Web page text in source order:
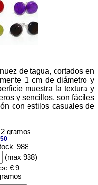
de tagua, cortados en
1 cm de diámetro y
muestra la textura y
y sencillos, son fáciles
con estilos casuales de
gramos
988
(max 988)
€ 9